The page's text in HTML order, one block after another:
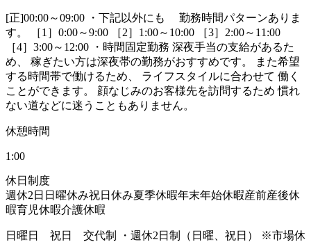
[正]00:00～09:00 ・下記以外にも 勤務時間パターンありま
す。 ［1］0:00～9:00 ［2］1:00～10:00 ［3］2:00～11:00
［4］3:00～12:00 ・時間固定勤務 深夜手当の支給があるた
め、 稼ぎたい方は深夜帯の勤務がおすすめです。 また希望
する時間帯で働けるため、 ライフスタイルに合わせて 働く
ことができます。 顔なじみのお客様先を訪問するため 慣れ
ない道などに迷うこともありません。
休憩時間
1:00
休日制度
週休2日 日曜休み祝日休み夏季休暇年末年始休暇産前産後休
暇育児休暇介護休暇
日曜日 祝日 交代制 ・週休2日制（日曜、祝日） ※市場休